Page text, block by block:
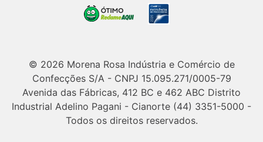
© 2026 Morena Rosa Indústria e Comércio de
Confecções S/A - CNPJ 15.095.271/0005-79
Avenida das Fábricas, 412 BC e 462 ABC Distrito
Industrial Adelino Pagani - Cianorte (44) 3351-5000 -
Todos os direitos reservados.